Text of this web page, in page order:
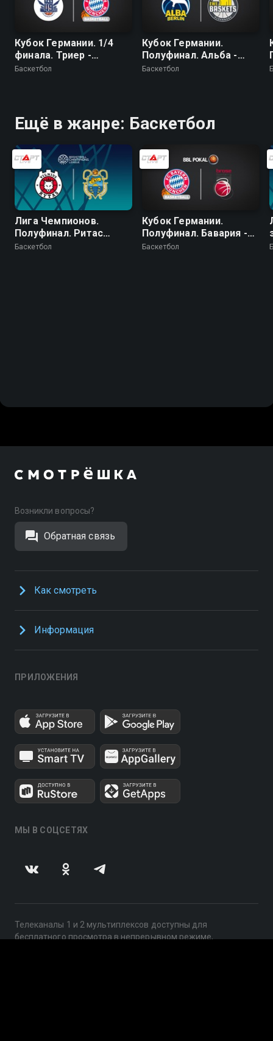
Кубок Германии. 1/4
финала. Триер -
Бавария
Баскетбол
Кубок Германии.
Полуфинал. Альба -
Ольденбург
Баскетбол
Ещё в жанре: Баскетбол
Лига Чемпионов.
Полуфинал. Ритас
(Литва) - Тенерифе
Баскетбол
Кубок Германии.
Полуфинал. Бавария -
Бамберг
Баскетбол
Возникли вопросы?
Обратная связь
Как смотреть
Информация
ПРИЛОЖЕНИЯ
МЫ В СОЦСЕТЯХ
Телеканалы 1 и 2 мультиплексов доступны для
бесплатного просмотра в непрерывном режиме,